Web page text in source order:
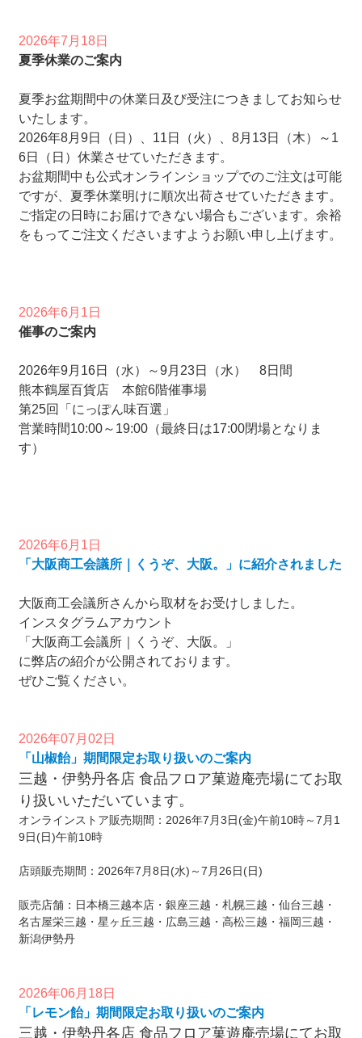
2026年7月18日
夏季休業のご案内
夏季お盆期間中の休業日及び受注につきましてお知らせ
いたします。
2026年8月9日（日）、11日（火）、8月13日（木）～1
6日（日）休業させていただきます。
お盆期間中も公式オンラインショップでのご注文は可能
ですが、夏季休業明けに順次出荷させていただきます。
ご指定の日時にお届けできない場合もございます。余裕
をもってご注文くださいますようお願い申し上げます。
2026年6月1日
催事のご案内
2026年9月16日（水）～9月23日（水） 8日間
熊本鶴屋百貨店 本館6階催事場
第25回「にっぽん味百選」
営業時間10:00～19:00（最終日は17:00閉場となりま
す）
2026年6月1日
「大阪商工会議所｜くうぞ、大阪。」に紹介されました
大阪商工会議所さんから取材をお受けしました。
インスタグラムアカウント
「大阪商工会議所｜くうぞ、大阪。」
に弊店の紹介が公開されております。
ぜひご覧ください。
2026年07月02日
「山椒飴」期間限定お取り扱いのご案内
三越・伊勢丹各店 食品フロア菓遊庵売場にてお取
り扱いいただいています。
オンラインストア販売期間：2026年7月3日(金)午前10時～7月1
9日(日)午前10時
店頭販売期間：2026年7月8日(水)～7月26日(日)
販売店舗：日本橋三越本店・銀座三越・札幌三越・仙台三越・
名古屋栄三越・星ヶ丘三越・広島三越・高松三越・福岡三越・
新潟伊勢丹
2026年06月18日
「レモン飴」期間限定お取り扱いのご案内
三越・伊勢丹各店 食品フロア菓遊庵売場にてお取